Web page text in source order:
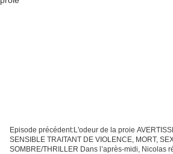
Episode précédent:L'odeur de la proie
SENSIBLE TRAITANT DE VIOLENCE, MORT,
SOMBRE/THRILLER Dans l’après-midi, Nicolas